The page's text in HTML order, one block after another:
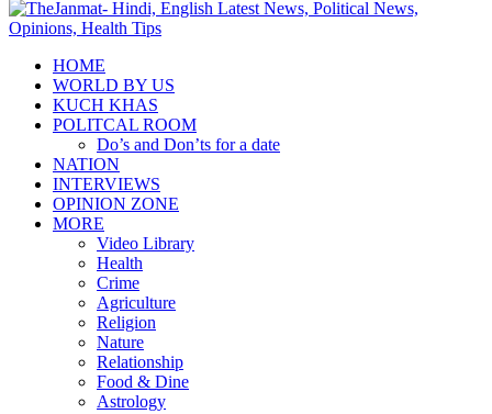
HOME
WORLD BY US
KUCH KHAS
POLITCAL ROOM
Do’s and Don’ts for a date
NATION
INTERVIEWS
OPINION ZONE
MORE
Video Library
Health
Crime
Agriculture
Religion
Nature
Relationship
Food & Dine
Astrology